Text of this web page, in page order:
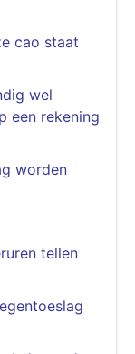
cao staat
wel
een rekening
worden
tellen